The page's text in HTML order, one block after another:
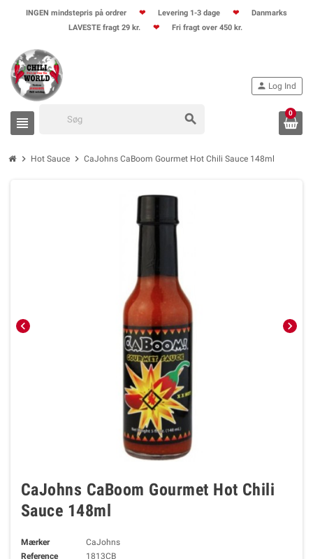
INGEN mindstepris på ordrer ❤ Levering 1-3 dage ❤
Danmarks
LAVESTE fragt 29 kr.
❤ Fri fragt over 450 kr.
view_headline search
person Log Ind
0
chevron_right Hot Sauce chevron_right CaJohns CaBoom Gourmet Hot Chili Sauce 148ml
chevron_left chevron_right
CaJohns CaBoom Gourmet Hot Chili
Sauce 148ml
Mærker
CaJohns
Reference
1813CB